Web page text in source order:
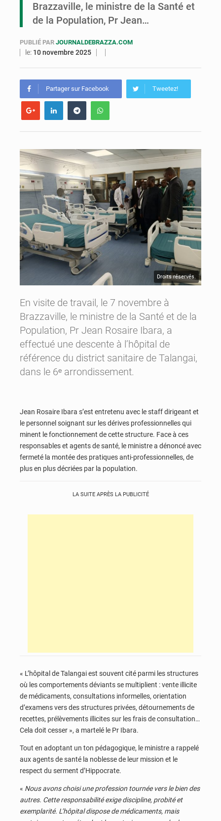
Brazzaville, le ministre de la Santé et
de la Population, Pr Jean…
PUBLIÉ PAR JOURNALDEBRAZZA.COM
le: 10 novembre 2025
Partager sur Facebook Tweetez!
Droits réservés.
En visite de travail, le 7 novembre à
Brazzaville, le ministre de la Santé et de la
Population, Pr Jean Rosaire Ibara, a
effectué une descente à l’hôpital de
référence du district sanitaire de Talangai,
dans le 6ᵉ arrondissement.
Jean Rosaire Ibara s’est entretenu avec le staff dirigeant et
le personnel soignant sur les dérives professionnelles qui
minent le fonctionnement de cette structure. Face à ces
responsables et agents de santé, le ministre a dénoncé avec
fermeté la montée des pratiques anti-professionnelles, de
plus en plus décriées par la population.
LA SUITE APRÈS LA PUBLICITÉ
« L’hôpital de Talangai est souvent cité parmi les structures
où les comportements déviants se multiplient : vente illicite
de médicaments, consultations informelles, orientation
d’examens vers des structures privées, détournements de
recettes, prélèvements illicites sur les frais de consultation…
Cela doit cesser », a martelé le Pr Ibara.
Tout en adoptant un ton pédagogique, le ministre a rappelé
aux agents de santé la noblesse de leur mission et le
respect du serment d’Hippocrate.
« Nous avons choisi une profession tournée vers le bien des
autres. Cette responsabilité exige discipline, probité et
exemplarité. L’hôpital dispose de médicaments, mais